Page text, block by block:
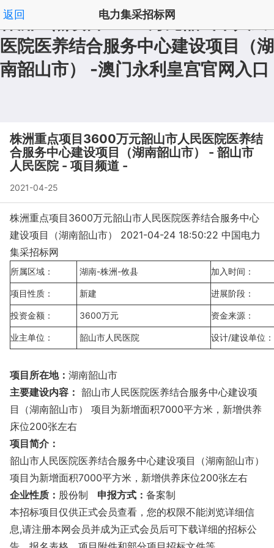
株洲重点项目3600万元韶山市人民
医院医养结合服务中心建设项目（湖
南韶山市） -澳门永利皇宫官网入口
返回 电力集采招标网
拟在建澳门永利皇宫澳门永利皇宫官网入口官网入口首
页|频道列表 ', '取消');">
株洲重点项目3600万元韶山市人民医院医养结
合服务中心建设项目（湖南韶山市） - 韶山市
人民医院 - 项目频道 -
2021-04-25
株洲重点项目3600万元韶山市人民医院医养结合服务中心
建设项目（湖南韶山市） 2021-04-24 18:50:22 中国电力
集采招标网
所属区域： 湖南-株洲-攸县 加入时间：
项目性质： 新建 进展阶段：
投资金额： 3600万元 资金来源：
业主单位： 韶山市人民医院 设计/建设单位：
项目所在地： 湖南韶山市
主要建设内容： 韶山市人民医院医养结合服务中心建设项
目（湖南韶山市） 项目为新增面积7000平方米，新增供养
床位200张左右
项目简介：
韶山市人民医院医养结合服务中心建设项目（湖南韶山市）
项目为新增面积7000平方米，新增供养床位200张左右
企业性质： 股份制 申报方式： 备案制
本招标项目仅供正式会员查看，您的权限不能浏览详细信
息,请注册本网会员并成为正式会员后可下载详细的招标公